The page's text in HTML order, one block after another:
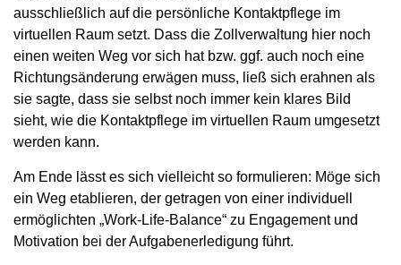
ausschließlich auf die persönliche Kontaktpflege im
virtuellen Raum setzt. Dass die Zollverwaltung hier noch
einen weiten Weg vor sich hat bzw. ggf. auch noch eine
Richtungsänderung erwägen muss, ließ sich erahnen als
sie sagte, dass sie selbst noch immer kein klares Bild
sieht, wie die Kontaktpflege im virtuellen Raum umgesetzt
werden kann.
Am Ende lässt es sich vielleicht so formulieren: Möge sich
ein Weg etablieren, der getragen von einer individuell
ermöglichten „Work-Life-Balance“ zu Engagement und
Motivation bei der Aufgabenerledigung führt.